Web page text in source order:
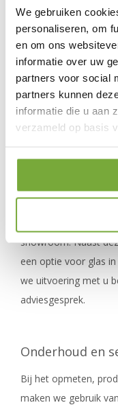
We gebruiken
personaliseren, om
en om ons
informatie over uw
partners voor social
partners kunnen
informatie die u aan
verzameld op basis
graag vrijblijvend
keuze kunt maken.
kwalitatief
deskundige advies
altijd ons advies en
keuze belangrijk is
Diverse
kunt onder meer
melkglas en glas
showroom. Naast
een optie voor glas
we uitvoering met u
adviesgesprek.
Onderhoud en
Bij het opmeten,
maken we gebruik